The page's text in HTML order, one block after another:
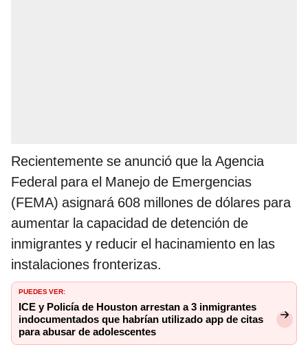
Recientemente se anunció que la Agencia
Federal para el Manejo de Emergencias
(FEMA) asignará 608 millones de dólares para
aumentar la capacidad de detención de
inmigrantes y reducir el hacinamiento en las
instalaciones fronterizas.
PUEDES VER:
ICE y Policía de Houston arrestan a 3 inmigrantes
indocumentados que habrían utilizado app de citas
para abusar de adolescentes